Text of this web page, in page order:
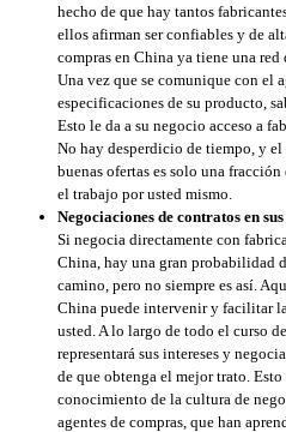
hecho de que hay tantos
ellos afirman ser confiables y de
compras en China ya tiene una
Una vez que se comunique con el
especificaciones de su producto,
Esto le da a su negocio acceso a
No hay desperdicio de tiempo, y el
buenas ofertas es solo una
el trabajo por usted mismo.
Negociaciones de contratos en
Si negocia directamente con
China, hay una gran probabilidad
camino, pero no siempre es así.
China puede intervenir y facilitar
usted. A lo largo de todo el curso
representará sus intereses y
de que obtenga el mejor trato.
conocimiento de la cultura de
agentes de compras, que han